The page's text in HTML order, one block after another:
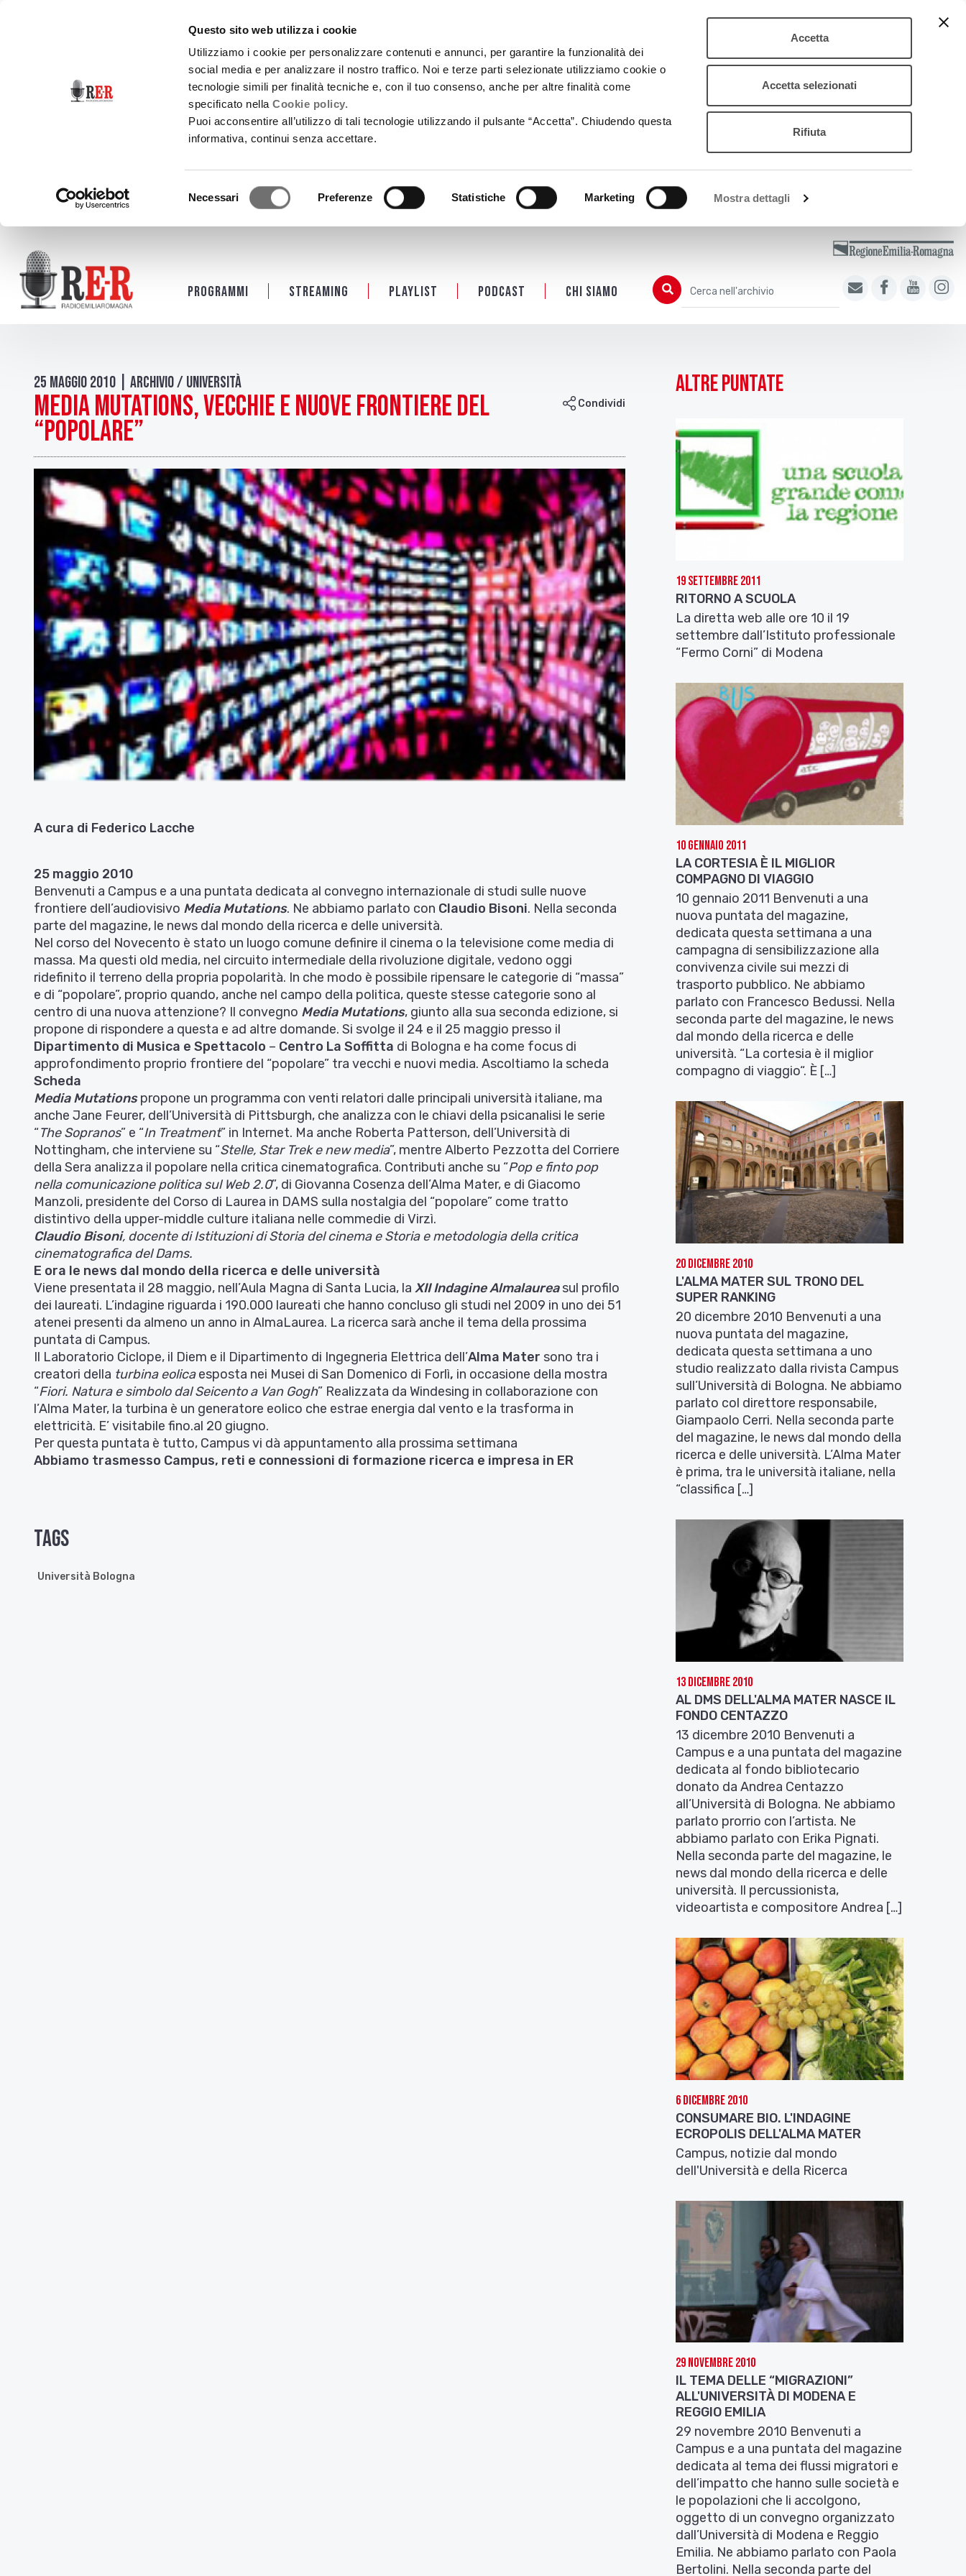
Questo sito web utilizza i cookie
Utilizziamo i cookie per personalizzare contenuti e annunci, per garantire la funzionalità dei
social media e per analizzare il nostro traffico. Noi e terze parti selezionate utilizziamo cookie o
tecnologie simili per finalità tecniche e, con il tuo consenso, anche per altre finalità come
specificato nellaCookie policy.
Puoi acconsentire all’utilizzo di tali tecnologie utilizzando il pulsante “Accetta”. Chiudendo questa
informativa, continui senza accettare.
Necessari Preferenze Statistiche Marketing Mostra dettagli
Accetta
Accetta selezionati
Rifiuta
Programmi Streaming Playlist PODCAST Chi siamo Cerca
Cerca nell'archivio
25 Maggio 2010 | Archivio / Università
Media Mutations, vecchie e nuove frontiere del
“popolare”
Condividi
A cura di Federico Lacche
25 maggio 2010
Benvenuti a Campus e a una puntata dedicata al convegno internazionale di studi sulle nuove
frontiere dell’audiovisivo Media Mutations. Ne abbiamo parlato con Claudio Bisoni. Nella seconda
parte del magazine, le news dal mondo della ricerca e delle università.
Nel corso del Novecento è stato un luogo comune definire il cinema o la televisione come media di
massa. Ma questi old media, nel circuito intermediale della rivoluzione digitale, vedono oggi
ridefinito il terreno della propria popolarità. In che modo è possibile ripensare le categorie di “massa”
e di “popolare”, proprio quando, anche nel campo della politica, queste stesse categorie sono al
centro di una nuova attenzione? Il convegno Media Mutations, giunto alla sua seconda edizione, si
propone di rispondere a questa e ad altre domande. Si svolge il 24 e il 25 maggio presso il
Dipartimento di Musica e Spettacolo – Centro La Soffitta di Bologna e ha come focus di
approfondimento proprio frontiere del “popolare” tra vecchi e nuovi media. Ascoltiamo la scheda
Scheda
Media Mutationspropone un programma con venti relatori dalle principali università italiane, ma
anche Jane Feurer, dell’Università di Pittsburgh, che analizza con le chiavi della psicanalisi le serie
“The Sopranos” e “In Treatment” in Internet. Ma anche Roberta Patterson, dell’Università di
Nottingham, che interviene su “Stelle, Star Trek e new media”, mentre Alberto Pezzotta del Corriere
della Sera analizza il popolare nella critica cinematografica. Contributi anche su “Pop e finto pop
nella comunicazione politica sul Web 2.0”, di Giovanna Cosenza dell’Alma Mater, e di Giacomo
Manzoli, presidente del Corso di Laurea in DAMS sulla nostalgia del “popolare” come tratto
distintivo della upper-middle culture italiana nelle commedie di Virzì.
Claudio Bisoni, docente di Istituzioni di Storia del cinema e Storia e metodologia della critica
cinematografica del Dams.
E ora le news dal mondo della ricerca e delle università
Viene presentata il 28 maggio, nell’Aula Magna di Santa Lucia, la XII Indagine Almalaureasul profilo
dei laureati. L’indagine riguarda i 190.000 laureati che hanno concluso gli studi nel 2009 in uno dei 51
atenei presenti da almeno un anno in AlmaLaurea. La ricerca sarà anche il tema della prossima
puntata di Campus.
Il Laboratorio Ciclope, il Diem e il Dipartimento di Ingegneria Elettrica dell’Alma Mater sono tra i
creatori della turbina eolicaesposta nei Musei di San Domenico di Forlì, in occasione della mostra
“Fiori. Natura e simbolo dal Seicento a Van Gogh” Realizzata da Windesing in collaborazione con
l’Alma Mater, la turbina è un generatore eolico che estrae energia dal vento e la trasforma in
elettricità. E’ visitabile fino.al 20 giugno.
Per questa puntata è tutto, Campus vi dà appuntamento alla prossima settimana
Abbiamo trasmesso Campus, reti e connessioni di formazione ricerca e impresa in ER
Tags
Università Bologna
Altre puntate
19 Settembre 2011
RITORNO A SCUOLA
La diretta web alle ore 10 il 19
settembre dall’Istituto professionale
“Fermo Corni” di Modena
10 Gennaio 2011
LA CORTESIA È IL MIGLIOR
COMPAGNO DI VIAGGIO
10 gennaio 2011 Benvenuti a una
nuova puntata del magazine,
dedicata questa settimana a una
campagna di sensibilizzazione alla
convivenza civile sui mezzi di
trasporto pubblico. Ne abbiamo
parlato con Francesco Bedussi. Nella
seconda parte del magazine, le news
dal mondo della ricerca e delle
università. “La cortesia è il miglior
compagno di viaggio“. È […]
20 Dicembre 2010
L'ALMA MATER SUL TRONO DEL
SUPER RANKING
20 dicembre 2010 Benvenuti a una
nuova puntata del magazine,
dedicata questa settimana a uno
studio realizzato dalla rivista Campus
sull’Università di Bologna. Ne abbiamo
parlato col direttore responsabile,
Giampaolo Cerri. Nella seconda parte
del magazine, le news dal mondo della
ricerca e delle università. L’Alma Mater
è prima, tra le università italiane, nella
“classifica […]
13 Dicembre 2010
AL DMS DELL'ALMA MATER NASCE IL
FONDO CENTAZZO
13 dicembre 2010 Benvenuti a
Campus e a una puntata del magazine
dedicata al fondo bibliotecario
donato da Andrea Centazzo
all’Università di Bologna. Ne abbiamo
parlato prorrio con l’artista. Ne
abbiamo parlato con Erika Pignati.
Nella seconda parte del magazine, le
news dal mondo della ricerca e delle
università. Il percussionista,
videoartista e compositore Andrea […]
6 Dicembre 2010
CONSUMARE BIO. L'INDAGINE
ECROPOLIS DELL'ALMA MATER
Campus, notizie dal mondo
dell'Università e della Ricerca
29 Novembre 2010
IL TEMA DELLE “MIGRAZIONI”
ALL'UNIVERSITÀ DI MODENA E
REGGIO EMILIA
29 novembre 2010 Benvenuti a
Campus e a una puntata del magazine
dedicata al tema dei flussi migratori e
dell’impatto che hanno sulle società e
le popolazioni che li accolgono,
oggetto di un convegno organizzato
dall’Università di Modena e Reggio
Emilia. Ne abbiamo parlato con Paola
Bertolini. Nella seconda parte del